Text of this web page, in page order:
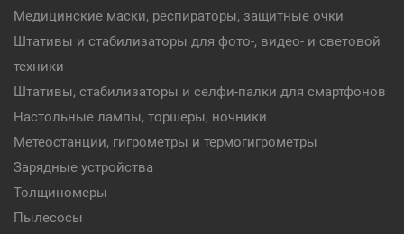
Медицинские маски, респираторы, защитные очки
Штативы и стабилизаторы для фото-, видео- и световой
техники
Штативы, стабилизаторы и селфи-палки для смартфонов
Настольные лампы, торшеры, ночники
Метеостанции, гигрометры и термогигрометры
Зарядные устройства
Толщиномеры
Пылесосы